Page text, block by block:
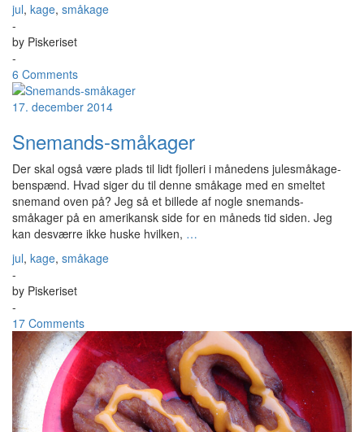
jul, kage, småkage
-
by Piskeriset
-
6 Comments
17. december 2014
Snemands-småkager
Der skal også være plads til lidt fjolleri i månedens julesmåkage-
benspænd. Hvad siger du til denne småkage med en smeltet
snemand oven på? Jeg så et billede af nogle snemands-
småkager på en amerikansk side for en måneds tid siden. Jeg
kan desværre ikke huske hvilken, …
jul, kage, småkage
-
by Piskeriset
-
17 Comments